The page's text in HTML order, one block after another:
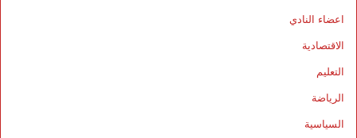
اعضاء النادي
الاقتصادية
التعليم
الرياضة
السياسية